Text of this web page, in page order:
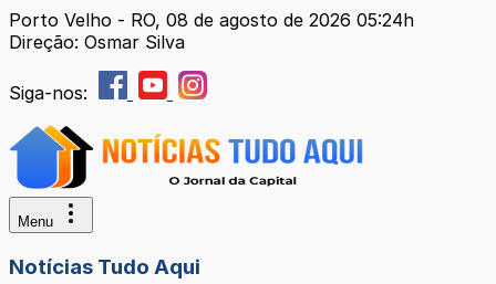
Porto Velho - RO, 08 de agosto de 2026 05:24h
Direção: Osmar Silva
Siga-nos:
Menu
Notícias Tudo Aqui